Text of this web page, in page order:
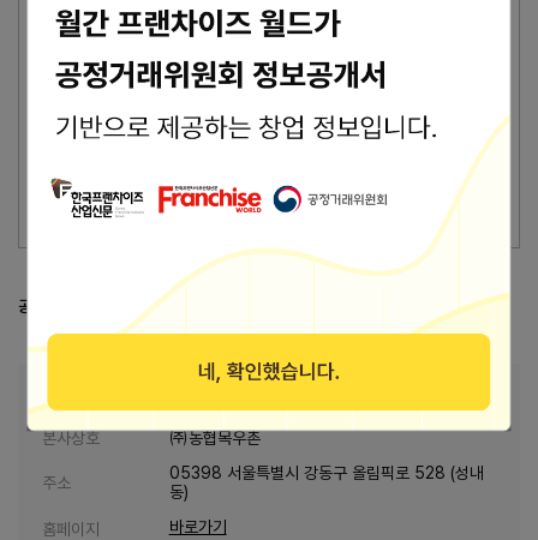
가맹본사의 최종수정 표시가 없을 경우, 상기 정보는 공정거래위원회
브랜드 관리 바로가기 >
공정거래위원회 등록 정보
본사 안내
본사상호 ㈜농협목우촌
주소
05398 서울특별시 강동구 올림픽로 528 (성내
동)
홈페이지
바로가기